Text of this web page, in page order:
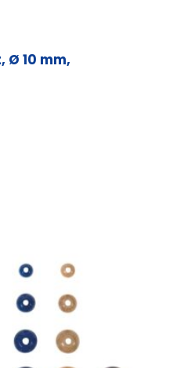
Ø 10 mm,